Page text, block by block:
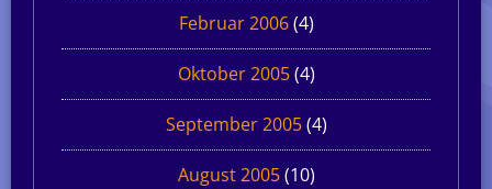
Februar 2006(4)
Oktober 2005(4)
September 2005(4)
August 2005(10)